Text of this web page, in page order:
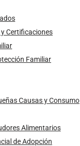
Certificaciones
Familiar
Causas y Consumo
Alimentarios
de Adopción